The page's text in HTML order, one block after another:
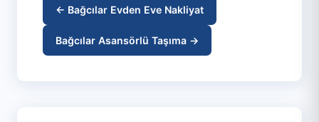
← Bağcılar Evden Eve Nakliyat
Bağcılar Asansörlü Taşıma →